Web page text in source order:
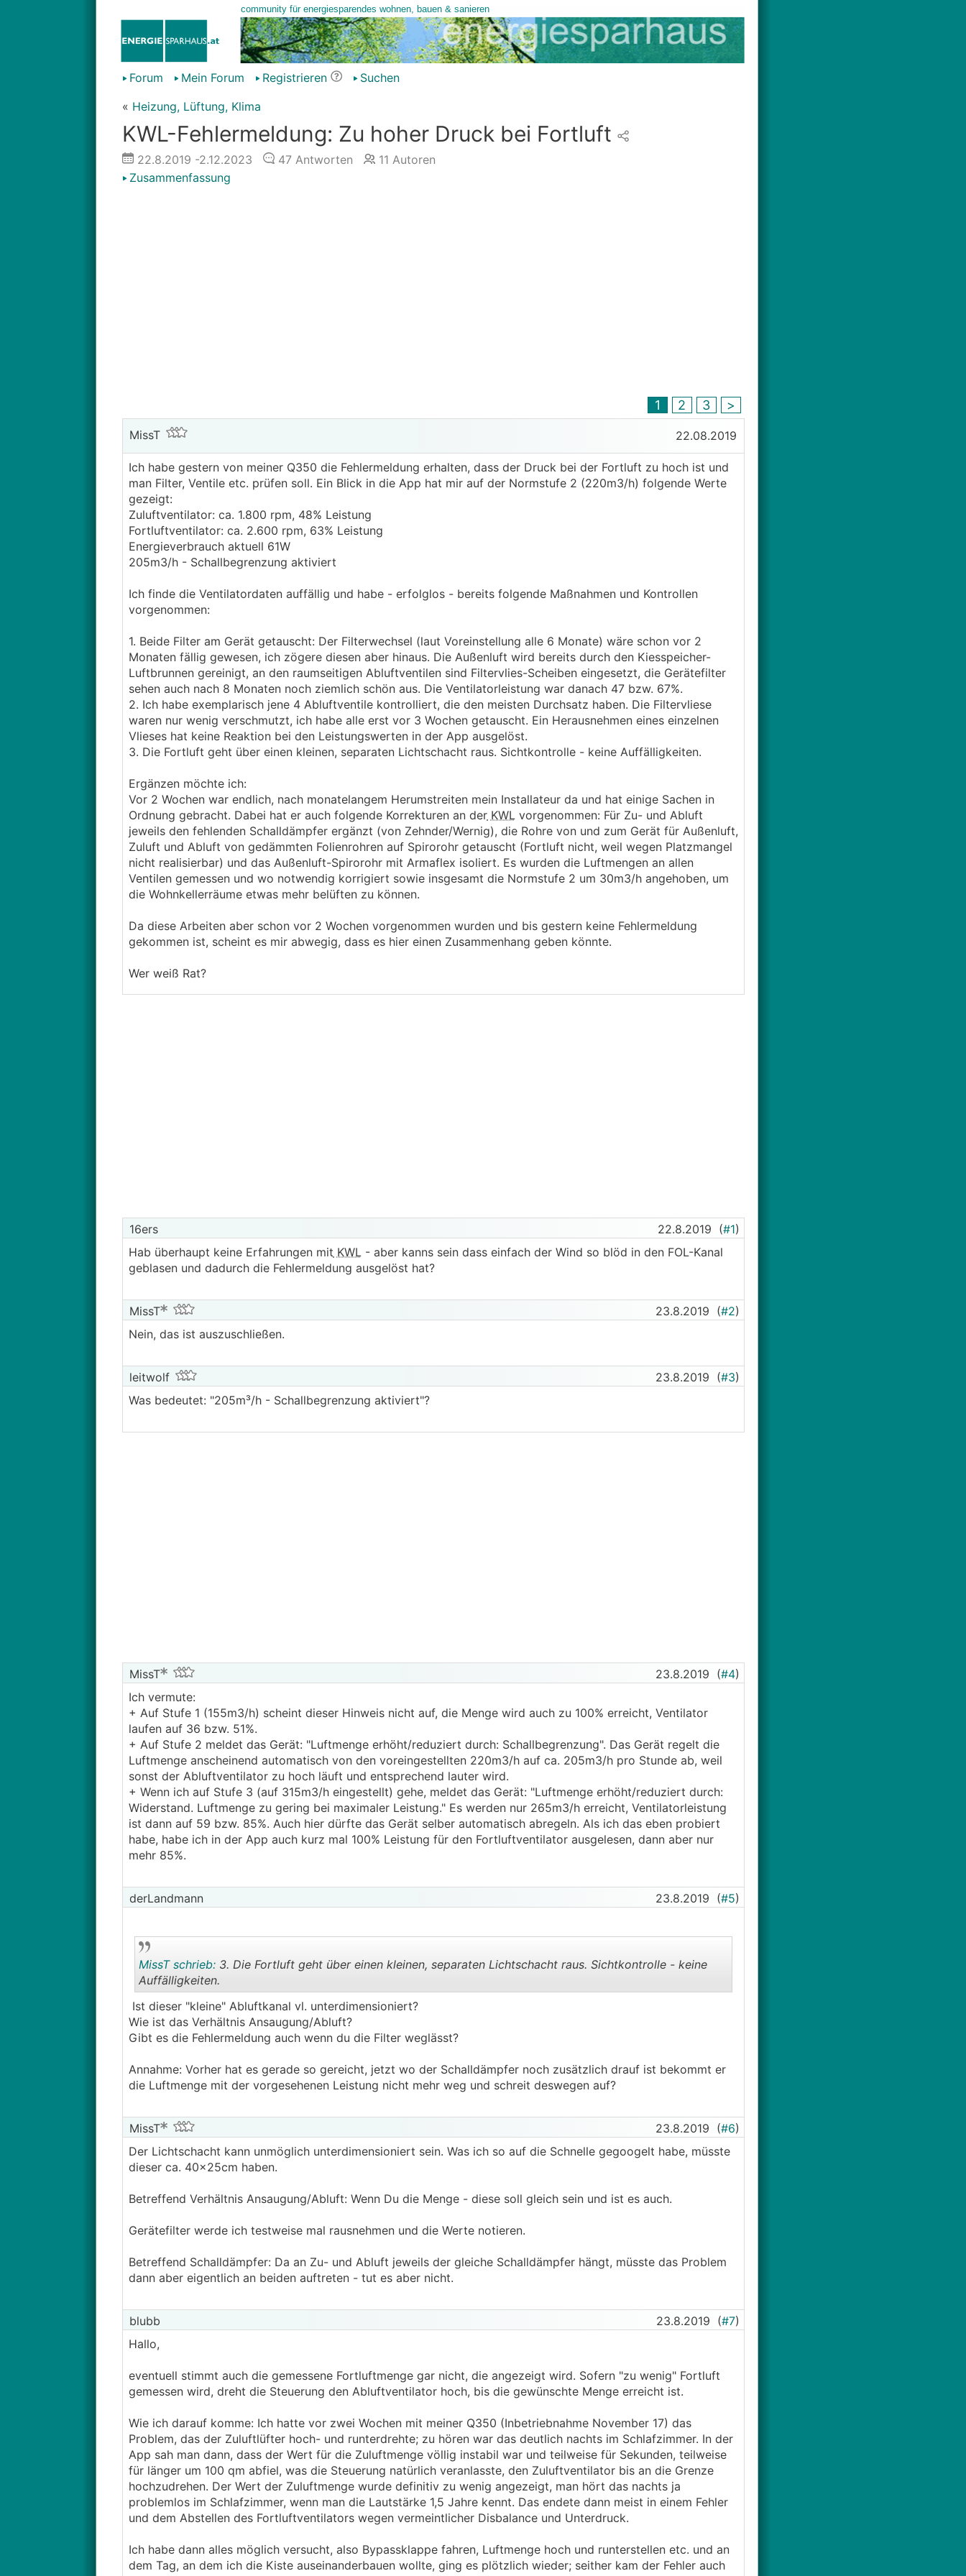
Forum Mein Forum Registrieren
Suchen
« Heizung, Lüftung, Klima
KWL-Fehlermeldung: Zu hoher Druck bei Fortluft
22.8.2019 -2.12.2023 47Antworten 11 Autoren
Zusammenfassung
1 2 3 >
MissT 22.08.2019
Ich habe gestern von meiner Q350 die Fehlermeldung erhalten, dass der Druck bei der Fortluft zu hoch ist und
man Filter, Ventile etc. prüfen soll. Ein Blick in die App hat mir auf der Normstufe 2 (220m3/h) folgende Werte
gezeigt:
Zuluftventilator: ca. 1.800 rpm, 48% Leistung
Fortluftventilator: ca. 2.600 rpm, 63% Leistung
Energieverbrauch aktuell 61W
205m3/h - Schallbegrenzung aktiviert
Ich finde die Ventilatordaten auffällig und habe - erfolglos - bereits folgende Maßnahmen und Kontrollen
vorgenommen:
1. Beide Filter am Gerät getauscht: Der Filterwechsel (laut Voreinstellung alle 6 Monate) wäre schon vor 2
Monaten fällig gewesen, ich zögere diesen aber hinaus. Die Außenluft wird bereits durch den Kiesspeicher-
Luftbrunnen gereinigt, an den raumseitigen Abluftventilen sind Filtervlies-Scheiben eingesetzt, die Gerätefilter
sehen auch nach 8 Monaten noch ziemlich schön aus. Die Ventilatorleistung war danach 47 bzw. 67%.
2. Ich habe exemplarisch jene 4 Abluftventile kontrolliert, die den meisten Durchsatz haben. Die Filtervliese
waren nur wenig verschmutzt, ich habe alle erst vor 3 Wochen getauscht. Ein Herausnehmen eines einzelnen
Vlieses hat keine Reaktion bei den Leistungswerten in der App ausgelöst.
3. Die Fortluft geht über einen kleinen, separaten Lichtschacht raus. Sichtkontrolle - keine Auffälligkeiten.
Ergänzen möchte ich:
Vor 2 Wochen war endlich, nach monatelangem Herumstreiten mein Installateur da und hat einige Sachen in
Ordnung gebracht. Dabei hat er auch folgende Korrekturen an derKWLvorgenommen: Für Zu- und Abluft
jeweils den fehlenden Schalldämpfer ergänzt (von Zehnder/Wernig), die Rohre von und zum Gerät für Außenluft,
Zuluft und Abluft von gedämmten Folienrohren auf Spirorohr getauscht (Fortluft nicht, weil wegen Platzmangel
nicht realisierbar) und das Außenluft-Spirorohr mit Armaflex isoliert. Es wurden die Luftmengen an allen
Ventilen gemessen und wo notwendig korrigiert sowie insgesamt die Normstufe 2 um 30m3/h angehoben, um
die Wohnkellerräume etwas mehr belüften zu können.
Da diese Arbeiten aber schon vor 2 Wochen vorgenommen wurden und bis gestern keine Fehlermeldung
gekommen ist, scheint es mir abwegig, dass es hier einen Zusammenhang geben könnte.
Wer weiß Rat?
16ers 22.8.2019 (#1)
Hab überhaupt keine Erfahrungen mit KWL- aber kanns sein dass einfach der Wind so blöd in den FOL-Kanal
geblasen und dadurch die Fehlermeldung ausgelöst hat?
MissT 23.8.2019 (#2)
Nein, das ist auszuschließen.
leitwolf 23.8.2019 (#3)
Was bedeutet: "205m³/h - Schallbegrenzung aktiviert"?
MissT 23.8.2019 (#4)
Ich vermute:
+ Auf Stufe 1 (155m3/h) scheint dieser Hinweis nicht auf, die Menge wird auch zu 100% erreicht, Ventilator
laufen auf 36 bzw. 51%.
+ Auf Stufe 2 meldet das Gerät: "Luftmenge erhöht/reduziert durch: Schallbegrenzung". Das Gerät regelt die
Luftmenge anscheinend automatisch von den voreingestellten 220m3/h auf ca. 205m3/h pro Stunde ab, weil
sonst der Abluftventilator zu hoch läuft und entsprechend lauter wird.
+ Wenn ich auf Stufe 3 (auf 315m3/h eingestellt) gehe, meldet das Gerät: "Luftmenge erhöht/reduziert durch:
Widerstand. Luftmenge zu gering bei maximaler Leistung." Es werden nur 265m3/h erreicht, Ventilatorleistung
ist dann auf 59 bzw. 85%. Auch hier dürfte das Gerät selber automatisch abregeln. Als ich das eben probiert
habe, habe ich in der App auch kurz mal 100% Leistung für den Fortluftventilator ausgelesen, dann aber nur
mehr 85%.
derLandmann 23.8.2019 (#5)
MissT schrieb:3. Die Fortluft geht über einen kleinen, separaten Lichtschacht raus. Sichtkontrolle - keine
Auffälligkeiten.
Ist dieser "kleine" Abluftkanal vl. unterdimensioniert?
Wie ist das Verhältnis Ansaugung/Abluft?
Gibt es die Fehlermeldung auch wenn du die Filter weglässt?
Annahme: Vorher hat es gerade so gereicht, jetzt wo der Schalldämpfer noch zusätzlich drauf ist bekommt er
die Luftmenge mit der vorgesehenen Leistung nicht mehr weg und schreit deswegen auf?
MissT 23.8.2019 (#6)
Der Lichtschacht kann unmöglich unterdimensioniert sein. Was ich so auf die Schnelle gegoogelt habe, müsste
dieser ca. 40x25cm haben.
Betreffend Verhältnis Ansaugung/Abluft: Wenn Du die Menge - diese soll gleich sein und ist es auch.
Gerätefilter werde ich testweise mal rausnehmen und die Werte notieren.
Betreffend Schalldämpfer: Da an Zu- und Abluft jeweils der gleiche Schalldämpfer hängt, müsste das Problem
dann aber eigentlich an beiden auftreten - tut es aber nicht.
blubb 23.8.2019 (#7)
Hallo,
eventuell stimmt auch die gemessene Fortluftmenge gar nicht, die angezeigt wird. Sofern "zu wenig" Fortluft
gemessen wird, dreht die Steuerung den Abluftventilator hoch, bis die gewünschte Menge erreicht ist.
Wie ich darauf komme: Ich hatte vor zwei Wochen mit meiner Q350 (Inbetriebnahme November 17) das
Problem, das der Zuluftlüfter hoch- und runterdrehte; zu hören war das deutlich nachts im Schlafzimmer. In der
App sah man dann, dass der Wert für die Zuluftmenge völlig instabil war und teilweise für Sekunden, teilweise
für länger um 100 qm abfiel, was die Steuerung natürlich veranlasste, den Zuluftventilator bis an die Grenze
hochzudrehen. Der Wert der Zuluftmenge wurde definitiv zu wenig angezeigt, man hört das nachts ja
problemlos im Schlafzimmer, wenn man die Lautstärke 1,5 Jahre kennt. Das endete dann meist in einem Fehler
und dem Abstellen des Fortluftventilators wegen vermeintlicher Disbalance und Unterdruck.
Ich habe dann alles möglich versucht, also Bypassklappe fahren, Luftmenge hoch und runterstellen etc. und an
dem Tag, an dem ich die Kiste auseinanderbauen wollte, ging es plötzlich wieder; seither kam der Fehler auch